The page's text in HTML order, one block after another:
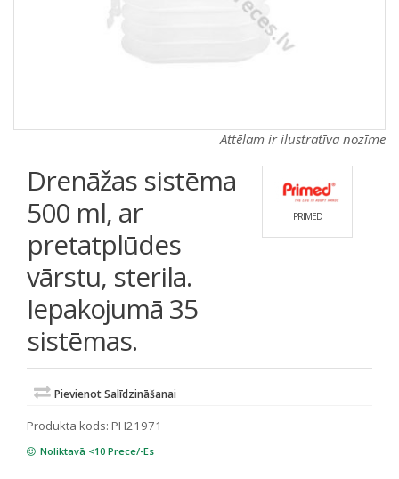
Attēlam ir ilustratīva nozīme
Drenāžas sistēma
500 ml, ar
pretatplūdes
vārstu, sterila.
Iepakojumā 35
sistēmas.
PRIMED
Pievienot Salīdzināšanai
Produkta kods: PH21971
Noliktavā <10 Prece/-Es